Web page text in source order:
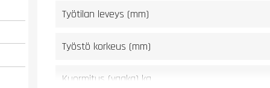
Työtilan leveys (mm)
Työstö korkeus (mm)
Kuormitus (vaaka) kg